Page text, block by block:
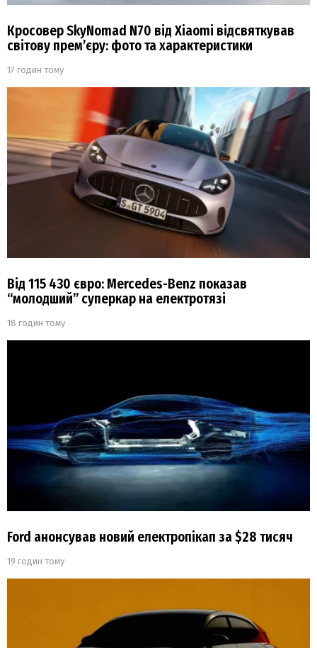
Кросовер SkyNomad N70 від Xiaomi відсвяткував
світову прем’єру: фото та характеристики
17 годин тому
Від 115 430 євро: Mercedes-Benz показав
“молодший” суперкар на електротязі
18 годин тому
Ford анонсував новий електропікап за $28 тисяч
19 годин тому